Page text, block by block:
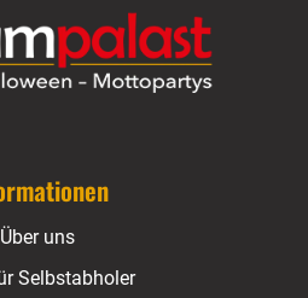
Über uns
Selbstabholer